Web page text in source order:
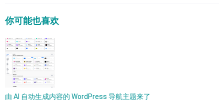
你可能也喜欢
由 AI 自动生成内容的 WordPress 导航主题来了